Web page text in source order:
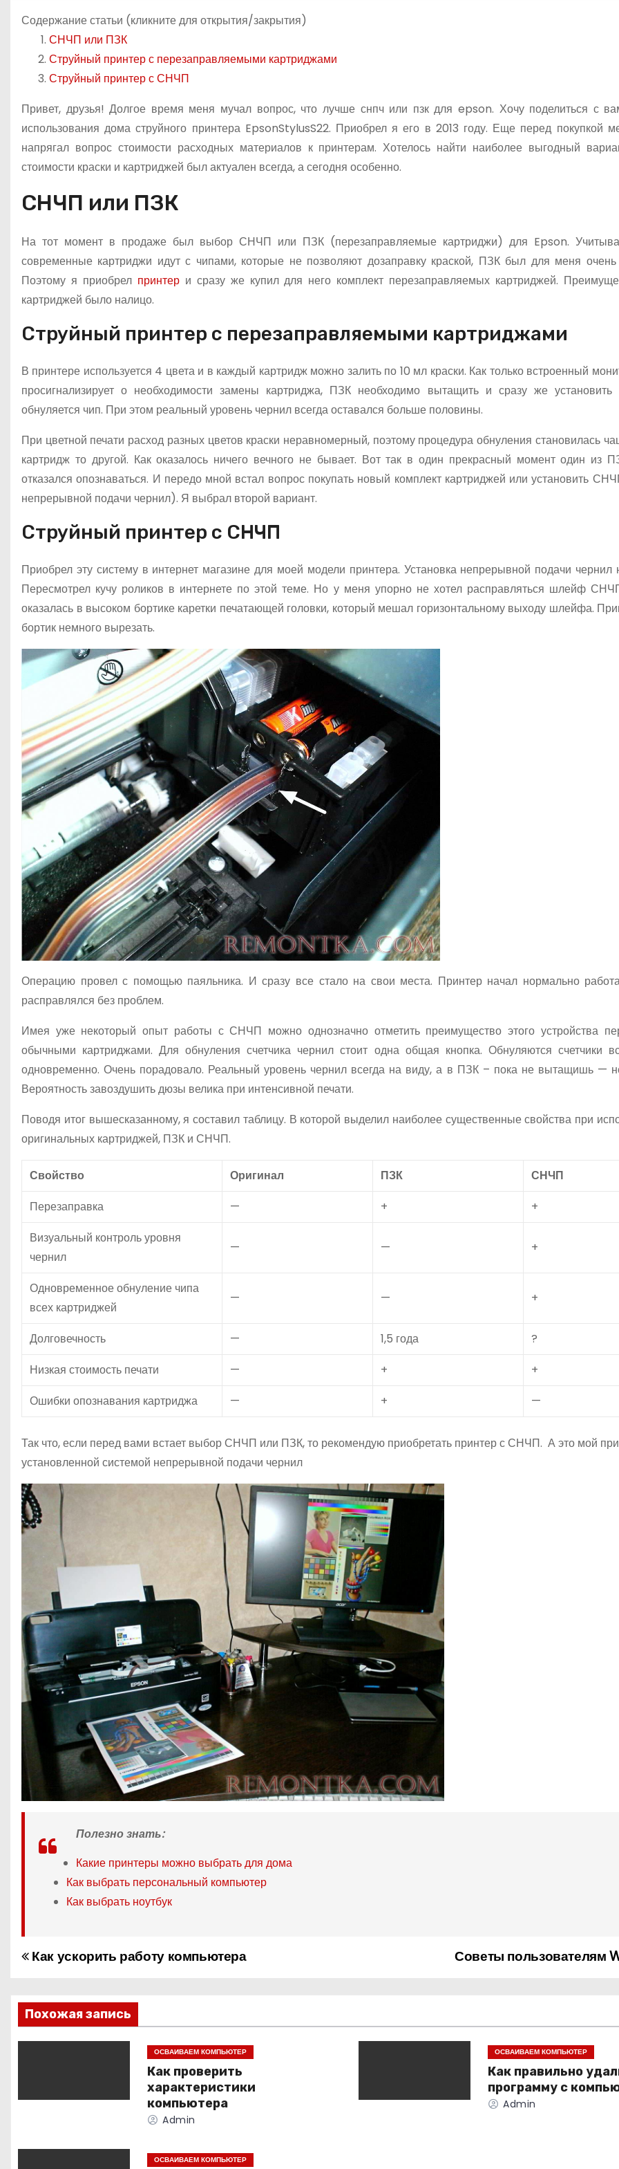
Содержание статьи (кликните для открытия/закрытия)
СНЧП или ПЗК
Струйный принтер с перезаправляемыми картриджами
Струйный принтер с СНЧП
Привет, друзья! Долгое время меня мучал вопрос, что лучше снпч или пзк для epson. Хочу поделиться с
использования дома струйного принтера EpsonStylusS22. Приобрел я его в 2013 году. Еще перед покупкой
напрягал вопрос стоимости расходных материалов к принтерам. Хотелось найти наиболее выгодный
стоимости краски и картриджей был актуален всегда, а сегодня особенно.
СНЧП или ПЗК
На тот момент в продаже был выбор СНЧП или ПЗК (перезаправляемые картриджи) для Epson.
современные картриджи идут с чипами, которые не позволяют дозаправку краской, ПЗК был для меня очень
Поэтому я приобрел принтер и сразу же купил для него комплект перезаправляемых картриджей.
картриджей было налицо.
Струйный принтер с перезаправляемыми картриджами
В принтере используется 4 цвета и в каждый картридж можно залить по 10 мл краски. Как только встроенный
просигнализирует о необходимости замены картриджа, ПЗК необходимо вытащить и сразу же установить
обнуляется чип. При этом реальный уровень чернил всегда оставался больше половины.
При цветной печати расход разных цветов краски неравномерный, поэтому процедура обнуления становилась
картридж то другой. Как оказалось ничего вечного не бывает. Вот так в один прекрасный момент один из
отказался опознаваться. И передо мной встал вопрос покупать новый комплект картриджей или установить
непрерывной подачи чернил). Я выбрал второй вариант.
Струйный принтер с СНЧП
Приобрел эту систему в интернет магазине для моей модели принтера. Установка непрерывной подачи чернил
Пересмотрел кучу роликов в интернете по этой теме. Но у меня упорно не хотел расправляться шлейф
оказалась в высоком бортике каретки печатающей головки, который мешал горизонтальному выходу шлейфа.
бортик немного вырезать.
Операцию провел с помощью паяльника. И сразу все стало на свои места. Принтер начал нормально
расправлялся без проблем.
Имея уже некоторый опыт работы с СНЧП можно однозначно отметить преимущество этого устройства
обычными картриджами. Для обнуления счетчика чернил стоит одна общая кнопка. Обнуляются счетчики
одновременно. Очень порадовало. Реальный уровень чернил всегда на виду, а в ПЗК – пока не вытащишь —
Вероятность завоздушить дюзы велика при интенсивной печати.
Поводя итог вышесказанному, я составил таблицу. В которой выделил наиболее существенные свойства при
оригинальных картриджей, ПЗК и СНЧП.
Свойство Оригинал ПЗК
СНЧП
Перезаправка
— +
+
Визуальный контроль уровня
чернил
— — +
Одновременное обнуление чипа
всех картриджей
— — +
Долговечность — 1,5 года
?
Низкая стоимость печати
— +
+
Ошибки опознавания картриджа
— + —
Так что, если перед вами встает выбор СНЧП или ПЗК, то рекомендую приобретать принтер с СНЧП. А это мой
установленной системой непрерывной подачи чернил
Полезно знать:
Какие принтеры можно выбрать для дома
Как выбрать персональный компьютер
Как выбрать ноутбук
Н
в
и
а
Советы пользователям
Как ускорить работу компьютера
Похожая запись
ОСВАИВАЕМ КОМПЬЮТЕР
Как проверить
характеристики
компьютера
Admin
ОСВАИВАЕМ КОМПЬЮТЕР
Как правильно
программу с
Admin
ОСВАИВАЕМ КОМПЬЮТЕР